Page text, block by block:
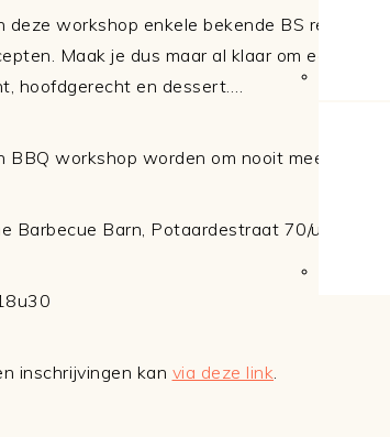
deze workshop enkele bekende BS
Maak je dus maar al klaar om een
hoofdgerecht en dessert….
BBQ workshop worden om nooit meer te
Barbecue Barn, Potaardestraat 70/unit 16,
inschrijvingen kan via deze link.